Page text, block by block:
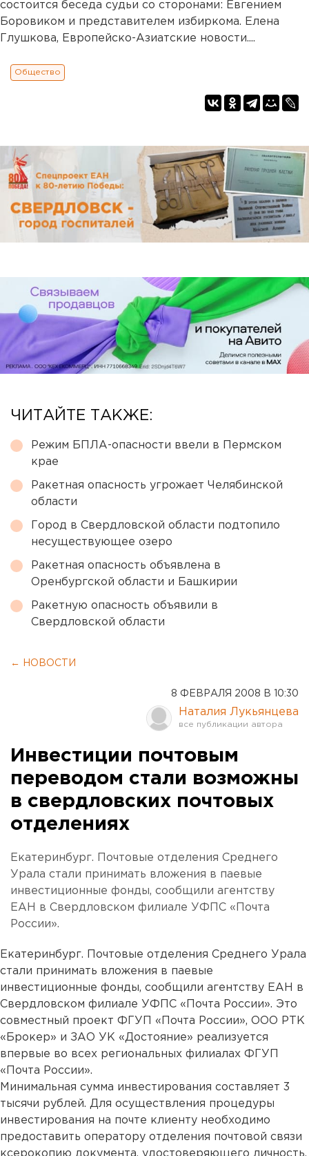
состоится беседа судьи со сторонами: Евгением
Боровиком и представителем избиркома. Елена
Глушкова, Европейско-Азиатские новости....
Общество
ЧИТАЙТЕ ТАКЖЕ:
Режим БПЛА-опасности ввели в Пермском
крае
Ракетная опасность угрожает Челябинской
области
Город в Свердловской области подтопило
несуществующее озеро
Ракетная опасность объявлена в
Оренбургской области и Башкирии
Ракетную опасность объявили в
Свердловской области
← НОВОСТИ
8 ФЕВРАЛЯ 2008 В 10:30
Наталия Лукьянцева
Инвестиции почтовым
переводом стали возможны
в свердловских почтовых
отделениях
Екатеринбург. Почтовые отделения Среднего
Урала стали принимать вложения в паевые
инвестиционные фонды, сообщили агентству
ЕАН в Свердловском филиале УФПС «Почта
России».
Екатеринбург. Почтовые отделения Среднего Урала
стали принимать вложения в паевые
инвестиционные фонды, сообщили агентству ЕАН в
Свердловском филиале УФПС «Почта России». Это
совместный проект ФГУП «Почта России», ООО РТК
«Брокер» и ЗАО УК «Достояние» реализуется
впервые во всех региональных филиалах ФГУП
«Почта России».
Минимальная сумма инвестирования составляет 3
тысячи рублей. Для осуществления процедуры
инвестирования на почте клиенту необходимо
предоставить оператору отделения почтовой связи
ксерокопию документа, удостоверяющего личность,